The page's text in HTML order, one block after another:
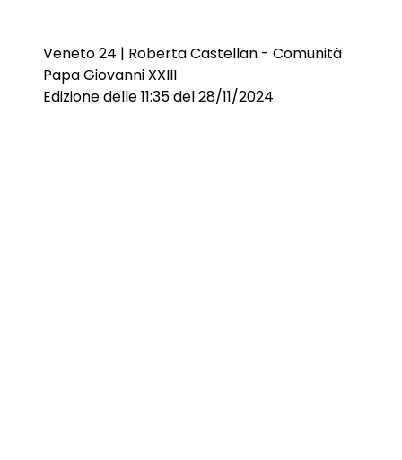
Veneto 24 | Roberta Castellan - Comunità
Papa Giovanni XXIII
Edizione delle 11:35 del 28/11/2024